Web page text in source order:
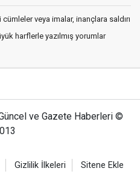
veya imalar, inançlara saldırı
harflerle yazılmış yorumlar
ve Gazete Haberleri ©
Gizlilik İlkeleri Sitene Ekle